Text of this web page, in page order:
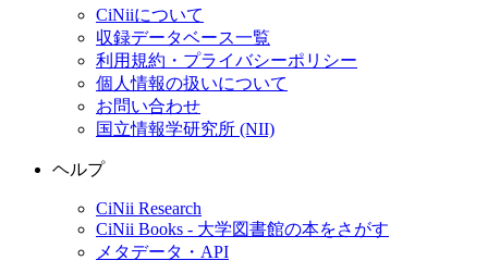
CiNiiについて
収録データベース一覧
利用規約・プライバシーポリシー
個人情報の扱いについて
お問い合わせ
国立情報学研究所 (NII)
ヘルプ
CiNii Research
CiNii Books - 大学図書館の本をさがす
メタデータ・API